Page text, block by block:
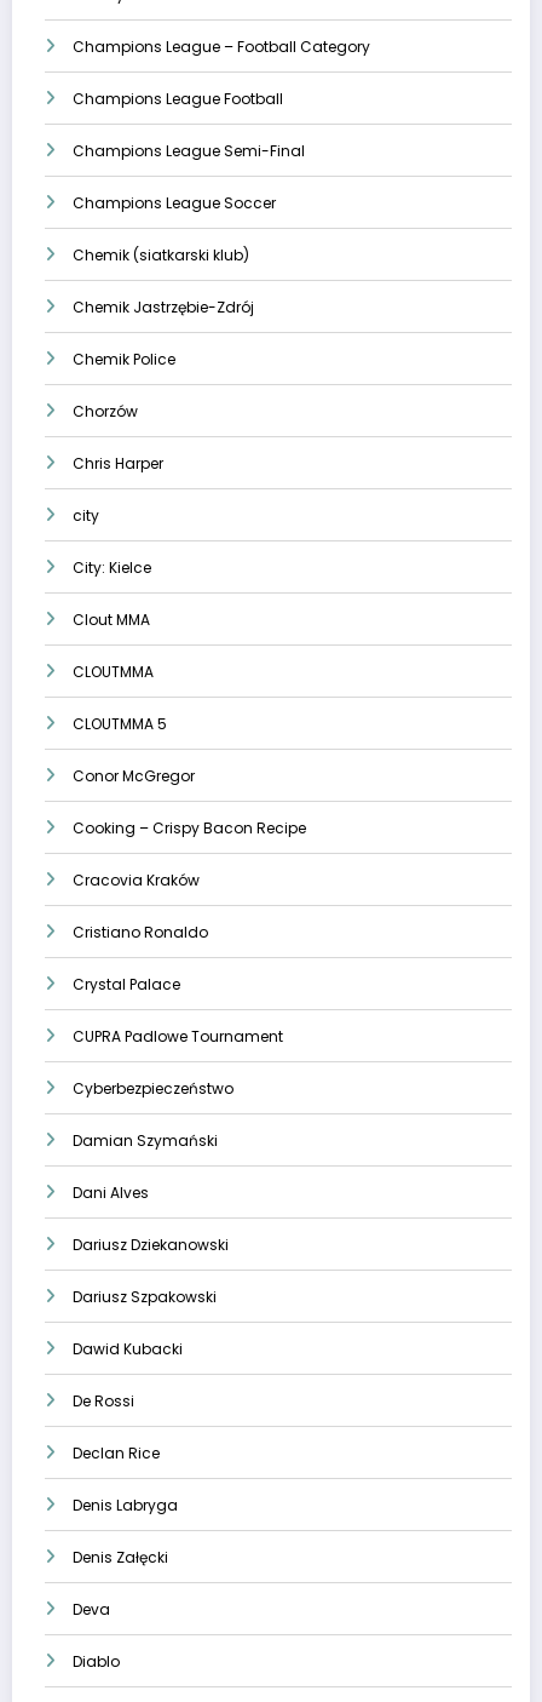
Champions League – Football Category
Champions League Football
Champions League Semi-Final
Champions League Soccer
Chemik (siatkarski klub)
Chemik Jastrzębie-Zdrój
Chemik Police
Chorzów
Chris Harper
city
City: Kielce
Clout MMA
CLOUTMMA
CLOUTMMA 5
Conor McGregor
Cooking – Crispy Bacon Recipe
Cracovia Kraków
Cristiano Ronaldo
Crystal Palace
CUPRA Padlowe Tournament
Cyberbezpieczeństwo
Damian Szymański
Dani Alves
Dariusz Dziekanowski
Dariusz Szpakowski
Dawid Kubacki
De Rossi
Declan Rice
Denis Labryga
Denis Załęcki
Deva
Diablo